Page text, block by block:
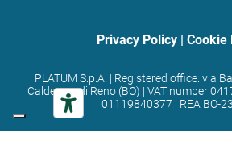
Privacy Policy| Cookie
PLATUM S.p.A. | Registered office: via
Calderara di Reno (BO) | VAT number
01119840377 | REA BO-